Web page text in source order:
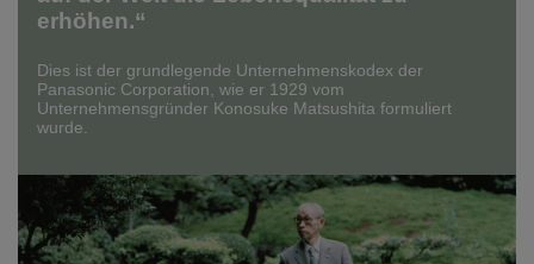
erhöhen.“
Dies ist der grundlegende Unternehmenskodex der
Panasonic Corporation, wie er 1929 vom
Unternehmensgründer Konosuke Matsushita formuliert
wurde.